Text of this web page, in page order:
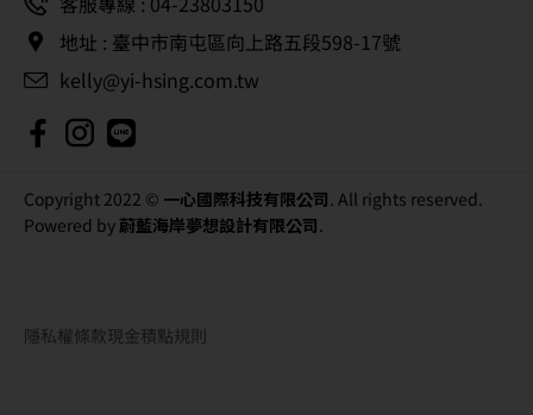
地址 : 臺中市南屯區向上路五段598-17號
kelly@yi-hsing.com.tw
Copyright 2022 © 一心國際科技有限公司. All rights reserved.
Powered by 蔚藍海岸夢想設計有限公司.
隱私權條款現金積點規則